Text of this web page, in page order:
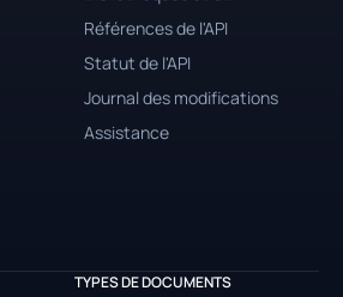
TYPES DE DOCUMENTS
Références de l'API
Statut de l'API
Journal des modifications
Assistance